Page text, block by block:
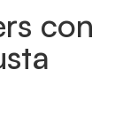
con